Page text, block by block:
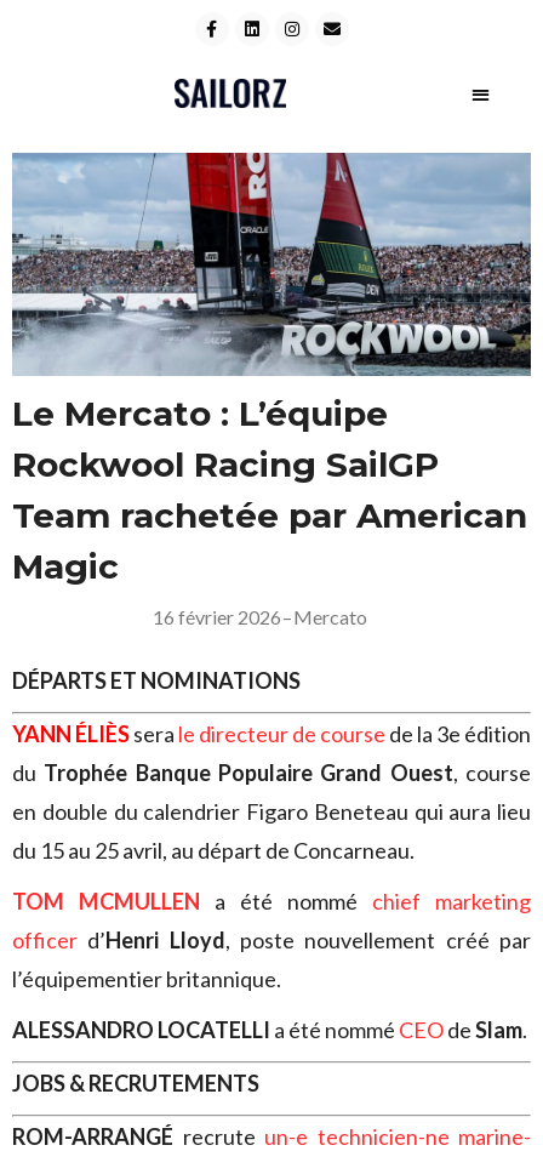
Le Mercato : L’équipe
Rockwool Racing SailGP
Team rachetée par American
Magic
16 février 2026–Mercato
DÉPARTS ET NOMINATIONS
YANN ÉLIÈSsera le directeur de course de la 3e édition
du Trophée Banque Populaire Grand Ouest, course
en double du calendrier Figaro Beneteau qui aura lieu
du 15 au 25 avril, au départ de Concarneau.
TOM MCMULLEN a été nommé chief marketing
officer d’Henri Lloyd, poste nouvellement créé par
l’équipementier britannique.
ALESSANDRO LOCATELLI a été nommé CEOdeSlam.
JOBS & RECRUTEMENTS
ROM-ARRANGÉ recrute un-e technicien-ne marine-